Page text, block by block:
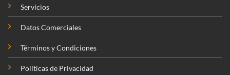
Servicios
Datos Comerciales
Términos y Condiciones
Políticas de Privacidad